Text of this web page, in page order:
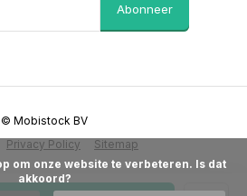
Abonneer
Privacy Policy Sitemap
© Mobistock BV
akkoord?